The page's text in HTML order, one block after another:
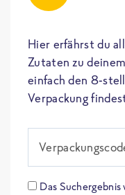
Hier erfährst du
Zutaten zu
einfach den 8-
Verpackung
Das